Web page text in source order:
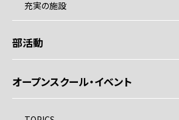
充実の施設
部活動
オープンスクール・イベント